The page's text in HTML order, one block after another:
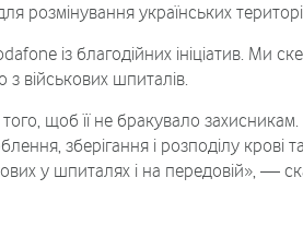
розмінування українських
із благодійних ініціатив. Ми
військових шпиталів.
щоб її не бракувало
зберігання і розподілу крові
у шпиталях і на передовій», —